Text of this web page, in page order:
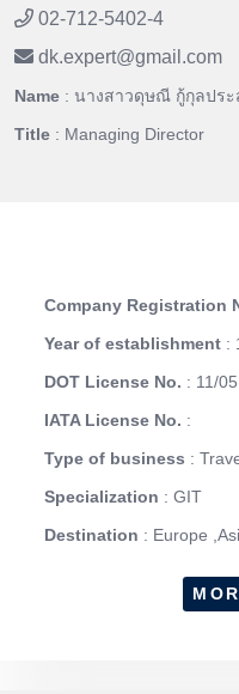
02-712-5402-4
dk.expert@gmail.com
Name : นางสาวดุษณี กู้กุลประ
Title : Managing Director
Company Registration
Year of establishment :
DOT License No. : 11/
IATA License No. :
Type of business :
Specialization : GIT
Destination : Europe